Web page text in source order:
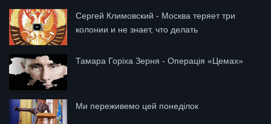
Сергей Климовский - Москва теряет три
колонии и не знает, что делать
Тамара Горіха Зерня - Операція «Цемах»
Ми переживемо цей понеділок